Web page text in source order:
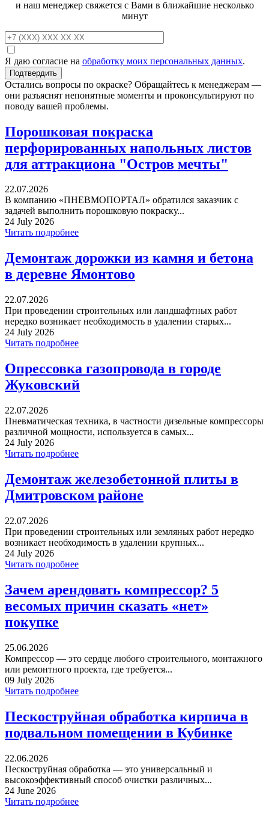
и наш менеджер свяжется с Вами в ближайшие несколько
минут
Я даю согласие на обработку моих персональных данных.
Остались вопросы по окраске? Обращайтесь к менеджерам —
они разъяснят непонятные моменты и проконсультируют по
поводу вашей проблемы.
Порошковая покраска
перфорированных напольных листов
для аттракциона "Остров мечты"
22.07.2026
В компанию «ПНЕВМОПОРТАЛ» обратился заказчик с
задачей выполнить порошковую покраску...
24 July 2026
Читать подробнее
Демонтаж дорожки из камня и бетона
в деревне Ямонтово
22.07.2026
При проведении строительных или ландшафтных работ
нередко возникает необходимость в удалении старых...
24 July 2026
Читать подробнее
Опрессовка газопровода в городе
Жуковский
22.07.2026
Пневматическая техника, в частности дизельные компрессоры
различной мощности, используется в самых...
24 July 2026
Читать подробнее
Демонтаж железобетонной плиты в
Дмитровском районе
22.07.2026
При проведении строительных или земляных работ нередко
возникает необходимость в удалении крупных...
24 July 2026
Читать подробнее
Зачем арендовать компрессор? 5
весомых причин сказать «нет»
покупке
25.06.2026
Компрессор — это сердце любого строительного, монтажного
или ремонтного проекта, где требуется...
09 July 2026
Читать подробнее
Пескоструйная обработка кирпича в
подвальном помещении в Кубинке
22.06.2026
Пескоструйная обработка — это универсальный и
высокоэффективный способ очистки различных...
24 June 2026
Читать подробнее